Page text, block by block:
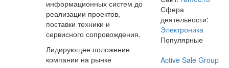
информационных систем до
реализации проектов,
поставки техники и
сервисного сопровождения.
Лидирующее положение
компании на рынке
Сфера
деятельности:
Электроника
Популярные
Active Sale Group